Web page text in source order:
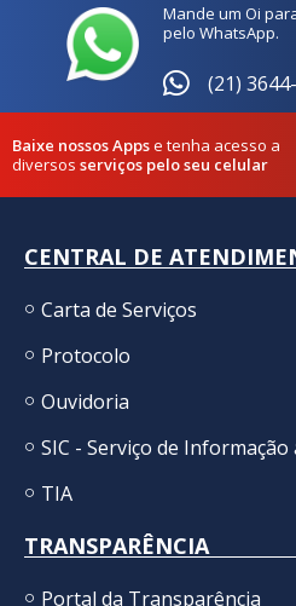
Mande um Oi
pelo WhatsApp.
(21)
Baixe nossos Appse tenha acesso a
diversos serviços pelo seu celular
CENTRAL DE
Carta de Serviços
Protocolo
Ouvidoria
SIC - Serviço de Informação
TIA
TRANSPARÊNCIA
Portal da Transparência